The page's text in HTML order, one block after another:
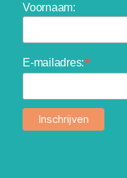
Voornaam:
E-mailadres:*